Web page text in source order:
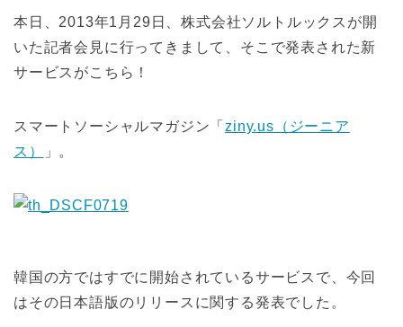
本日、2013年1月29日、株式会社ソルトルックスが開
いた記者会見に行ってきまして、そこで発表された新
サービスがこちら！
スマートソーシャルマガジン「ziny.us（ジーニア
ス）
」。
韓国の方ではすでに開始されているサービスで、今回
はその日本語版のリリースに関する発表でした。